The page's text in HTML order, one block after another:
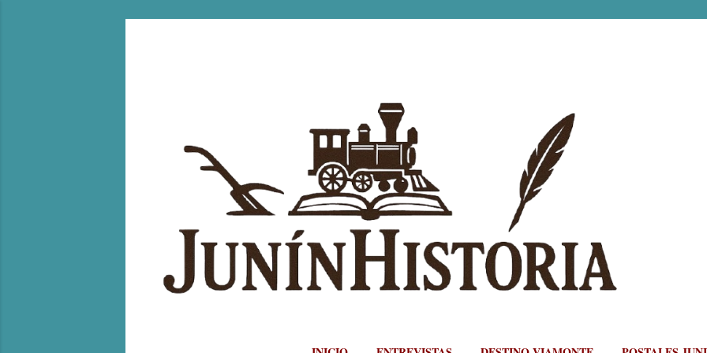
Ir al contenido principal